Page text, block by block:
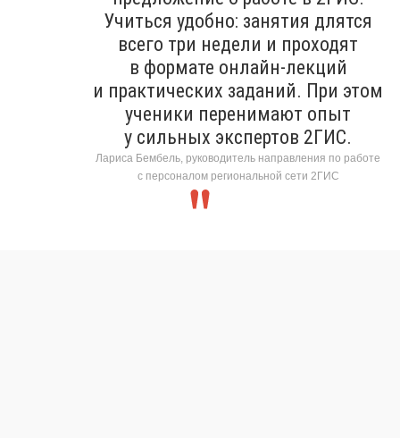
Учиться удобно: занятия длятся
всего три недели и проходят
в формате онлайн-лекций
и практических заданий. При этом
ученики перенимают опыт
у сильных экспертов 2ГИС.
Лариса Бембель, руководитель направления по работе
с персоналом региональной сети 2ГИС